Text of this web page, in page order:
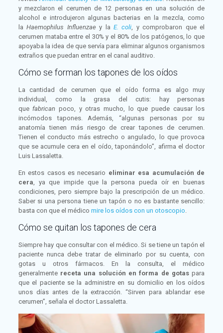
y mezclaron el cerumen de 12 personas en una solución de
alcohol e introdujeron algunas bacterias en la mezcla, como
laHaemophilus Influenzaey la E. coli, y comprobaron que el
cerumen mataba entre el 30% y el 80% de los patógenos, lo que
apoyaba la idea de que servía para eliminar algunos organismos
extraños que puedan entrar en el canal auditivo.
Cómo se forman los tapones de los oídos
La cantidad de cerumen que el oído forma es algo muy
individual, como la grasa del cutis: hay personas
quefabrican poco, y otras mucho, lo que puede causar los
incómodos tapones. Además, “algunas personas por su
anatomía tienen más riesgo de crear tapones de cerumen.
Tienen el conducto más estrecho o angulado, lo que provoca
que se acumule cera en el oído, taponándolo”, afirma el doctor
Luis Lassaletta.
En estos casos es necesario eliminar esa acumulación de
cera, ya que impide que la persona pueda oír en buenas
condiciones, pero siempre bajo la prescripción de un médico.
Saber si una persona tiene un tapón o no es bastante sencillo:
basta con que el médico mire los oídos con un otoscopio.
Cómo se quitan los tapones de cera
Siempre hay que consultar con el médico. Si se tiene un tapón el
paciente nunca debe tratar de eliminarlo por su cuenta, con
gotas u otros fármacos. En la consulta, el médico
generalmente receta una solución en forma de gotaspara
que el paciente se la administre en su domicilio en los oídos
unos días antes de la extracción. “Sirven para ablandar ese
cerumen”, señala el doctor Lassaletta.